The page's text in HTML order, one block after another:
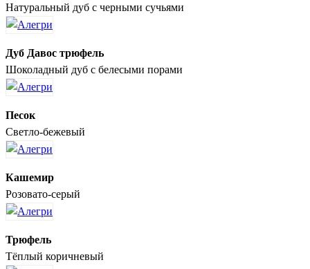
Натуральный дуб с черными сучьями
Дуб Давос трюфель
Шоколадный дуб с белесыми порами
Песок
Светло-бежевый
Кашемир
Розовато-серый
Трюфель
Тёплый коричневый